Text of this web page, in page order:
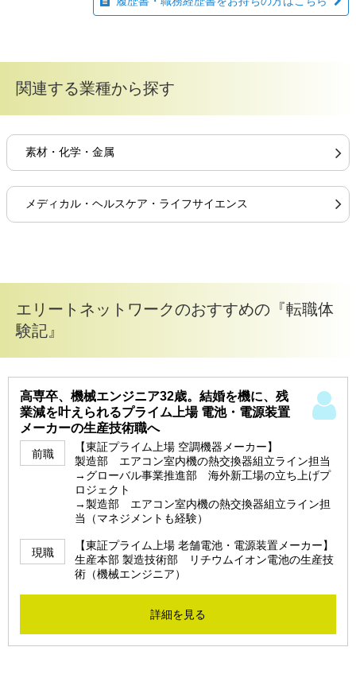
関連する業種から探す
素材・化学・金属
メディカル・ヘルスケア・ライフサイエンス
エリートネットワークのおすすめの『転職体
験記』
高専卒、機械エンジニア32歳。結婚を機に、残
業減を叶えられるプライム上場 電池・電源装置
メーカーの生産技術職へ
前職
【東証プライム上場 空調機器メーカー】
製造部 エアコン室内機の熱交換器組立ライン担当
→グローバル事業推進部 海外新工場の立ち上げプ
ロジェクト
→製造部 エアコン室内機の熱交換器組立ライン担
当（マネジメントも経験）
現職
【東証プライム上場 老舗電池・電源装置メーカー】
生産本部 製造技術部 リチウムイオン電池の生産技
術（機械エンジニア）
詳細を見る